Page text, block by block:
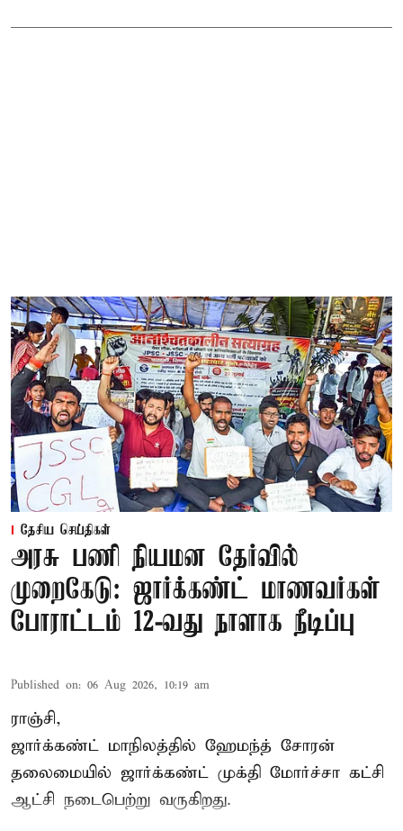
தேசிய செய்திகள்
அரசு பணி நியமன தேர்வில்
முறைகேடு: ஜார்க்கண்ட் மாணவர்கள்
போராட்டம் 12-வது நாளாக நீடிப்பு
Published on: 06 Aug 2026, 10:19 am
ராஞ்சி,
ஜார்க்கண்ட் மாநிலத்தில் ஹேமந்த் சோரன்
தலைமையில் ஜார்க்கண்ட் முக்தி மோர்ச்சா கட்சி
ஆட்சி நடைபெற்று வருகிறது.